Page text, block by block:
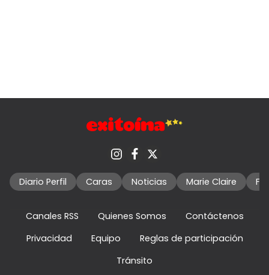
Diario Perfil Caras Noticias Marie Claire
Canales RSS Quienes Somos
Contáctenos
Privacidad
Equipo
Reglas de participación
Tránsito